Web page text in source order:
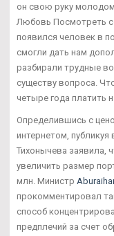
он свою руку
Любовь Посмотреть
появился человек в
смогли дать нам
разбирали трудные
существу вопроса.
четыре года платить
Определившись с
интернетом, публикуя
Тихонычева заявила,
увеличить размер
млн. Министр
прокомментировал
способ
предплечий за счет